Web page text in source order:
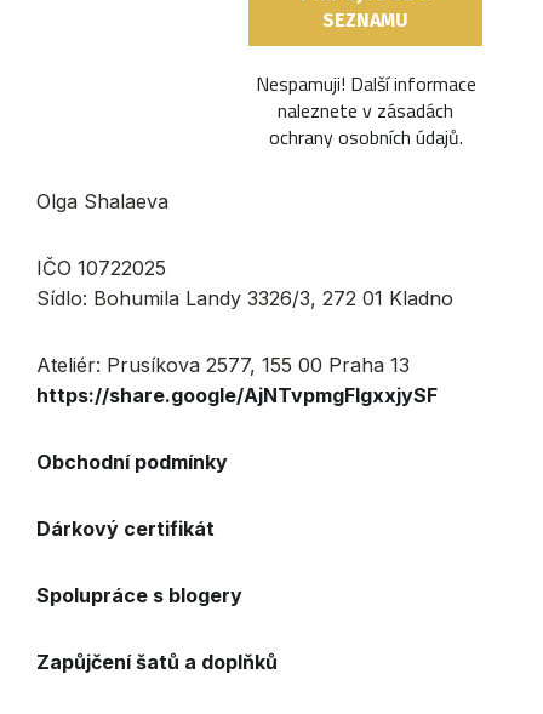
Nespamuji! Další informace
naleznete v zásadách
ochrany osobních údajů.
Olga Shalaeva
IČO 10722025
Sídlo: Bohumila Landy 3326/3, 272 01 Kladno
Ateliér: Prusíkova 2577, 155 00 Praha 13
https://share.google/AjNTvpmgFlgxxjySF
Obchodní podmínky
Dárkový certifikát
Spolupráce s blogery
Zapůjčení šatů a doplňků